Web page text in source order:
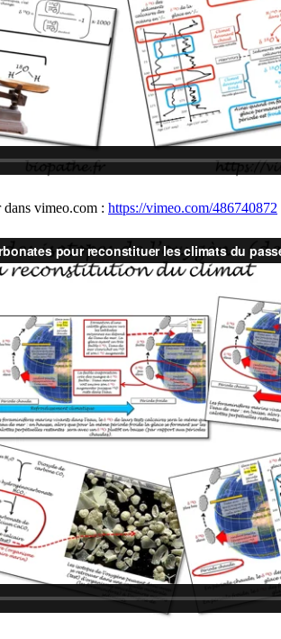
dans vimeo.com : https://vimeo.com/486740872